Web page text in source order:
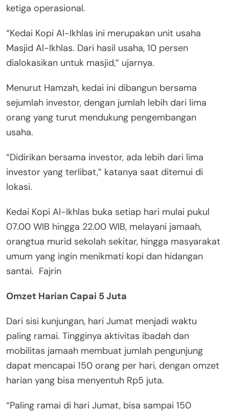
ketiga operasional.
“Kedai Kopi Al-Ikhlas ini merupakan unit usaha
Masjid Al-Ikhlas. Dari hasil usaha, 10 persen
dialokasikan untuk masjid,” ujarnya.
Menurut Hamzah, kedai ini dibangun bersama
sejumlah investor, dengan jumlah lebih dari lima
orang yang turut mendukung pengembangan
usaha.
“Didirikan bersama investor, ada lebih dari lima
investor yang terlibat,” katanya saat ditemui di
lokasi.
Kedai Kopi Al-Ikhlas buka setiap hari mulai pukul
07.00 WIB hingga 22.00 WIB, melayani jamaah,
orangtua murid sekolah sekitar, hingga masyarakat
umum yang ingin menikmati kopi dan hidangan
santai. Fajrin
Omzet Harian Capai 5 Juta
Dari sisi kunjungan, hari Jumat menjadi waktu
paling ramai. Tingginya aktivitas ibadah dan
mobilitas jamaah membuat jumlah pengunjung
dapat mencapai 150 orang per hari, dengan omzet
harian yang bisa menyentuh Rp5 juta.
“Paling ramai di hari Jumat, bisa sampai 150